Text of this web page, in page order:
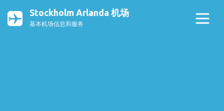
Stockholm Arlanda 机场
基本机场信息和服务